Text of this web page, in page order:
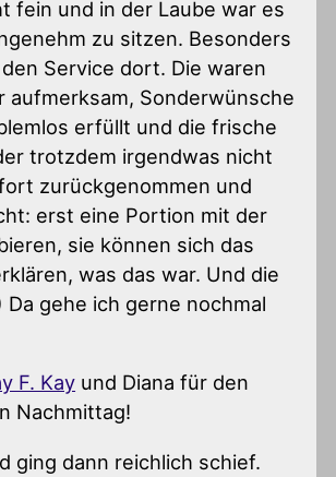
fein und in der Laube war es
zu sitzen. Besonders
Service dort. Die waren
aufmerksam, Sonderwünsche
erfüllt und die frische
trotzdem irgendwas nicht
zurückgenommen und
erst eine Portion mit der
sie können sich das
was das war. Und die
Da gehe ich gerne nochmal
F. Kay und Diana für den
Nachmittag!
ging dann reichlich schief.